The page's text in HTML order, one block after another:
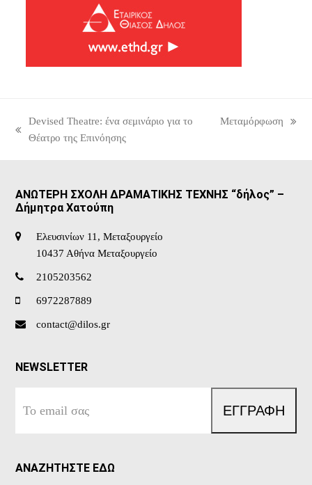
previous
Devised Theatre: ένα σεμινάριο για το
Θέατρο της Επινόησης
Μεταμόρφωση
ΑΝΩΤΕΡΗ ΣΧΟΛΗ ΔΡΑΜΑΤΙΚΗΣ ΤΕΧΝΗΣ “δήλος” –
Δήμητρα Χατούπη
Ελευσινίων 11, Μεταξουργείο
10437 Αθήνα Μεταξουργείο
2105203562
6972287889
contact@dilos.gr
NEWSLETTER
email
ΕΓΓΡΑΦΗ
ΑΝΑΖΗΤΗΣΤΕ ΕΔΩ